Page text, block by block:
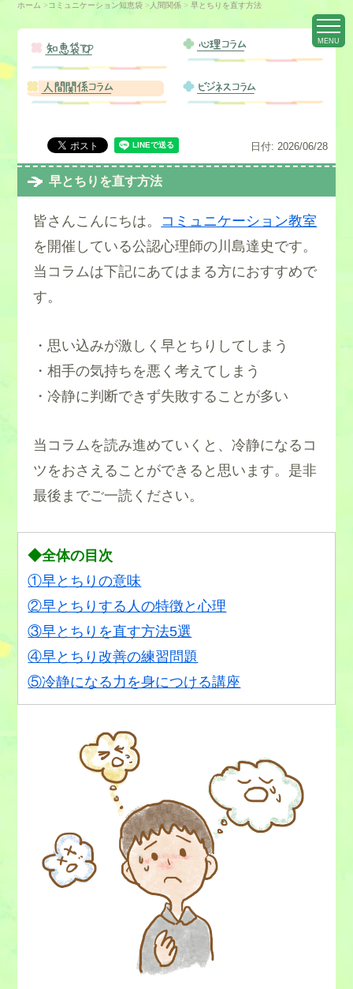
MENU
ホーム >コミュニケーション知恵袋 > 人間関係 > 早とちりを直す方法
知恵袋TOP 心理コラム
人間関係コラム ビジネスコラム
日付: 2026/06/28
早とちりを直す方法
皆さんこんにちは。 コミュニケーション教室
を開催している公認心理師の川島達史です。
当コラムは下記にあてはまる方におすすめで
す。
・思い込みが激しく早とちりしてしまう
・相手の気持ちを悪く考えてしまう
・冷静に判断できず失敗することが多い
当コラムを読み進めていくと、冷静になるコ
ツをおさえることができると思います。是非
最後までご一読ください。
◆全体の目次
①早とちりの意味
②早とちりする人の特徴と心理
③早とちりを直す方法5選
④早とちり改善の練習問題
⑤冷静になる力を身につける講座